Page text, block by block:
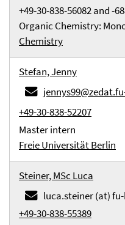
+49-30-838-56082 and -
Organic Chemistry:
Chemistry
Stefan, Jenny
+49-30-838-52207
Master intern
Freie Universität Berlin
Steiner, MSc Luca
luca.steiner (at)
+49-30-838-55389